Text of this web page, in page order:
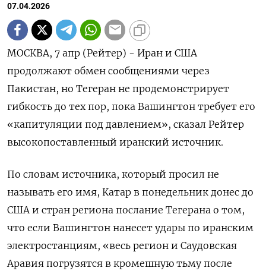
07.04.2026
МОСКВА, 7 апр (Рейтер) - Иран и США
продолжают обмен сообщениями через
‌Пакистан, но Тегеран не продемонстрирует
гибкость до тех пор, ​пока ​Вашингтон ​требует его
«капитуляции ⁠под давлением», сказал ‌Рейтер
высокопоставленный иранский ‌источник.
По словам источника, который просил ​не
называть ‌его имя, Катар в ​понедельник донес до
США ‌и стран региона послание Тегерана о том,
что если ​Вашингтон ​нанесет ‌удары по иранским
электростанциям, «весь регион ​и Саудовская
Аравия погрузятся в кромешную тьму после